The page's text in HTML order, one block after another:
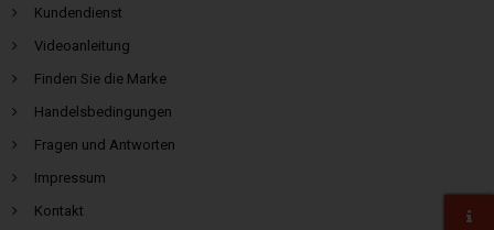
Kundendienst
Videoanleitung
Finden Sie die Marke
Handelsbedingungen
Fragen und Antworten
Impressum
Kontakt